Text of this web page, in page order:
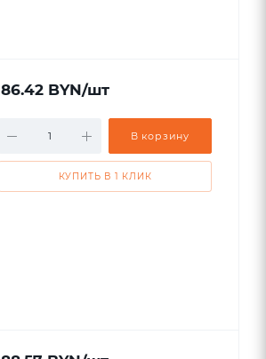
86.42 BYN/шт
В корзину
КУПИТЬ В 1 КЛИК